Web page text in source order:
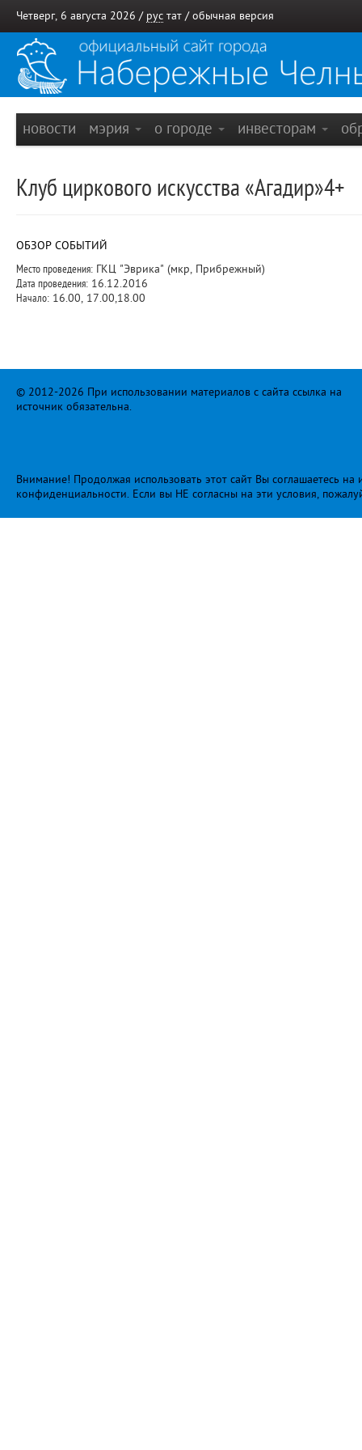
Четверг, 6 августа 2026 / рус тат / обычная версия
новости мэрия о городе инвесторам
Клуб циркового искусства «Агадир»4+
ОБЗОР СОБЫТИЙ
Место проведения: ГКЦ "Эврика" (мкр, Прибрежный)
Дата проведения: 16.12.2016
Начало: 16.00, 17.00,18.00
© 2012-2026 При использовании материалов с сайта ссылка на
источник обязательна.
Внимание! Продолжая использовать этот сайт Вы соглашаетесь
конфиденциальности. Если вы НЕ согласны на эти условия,